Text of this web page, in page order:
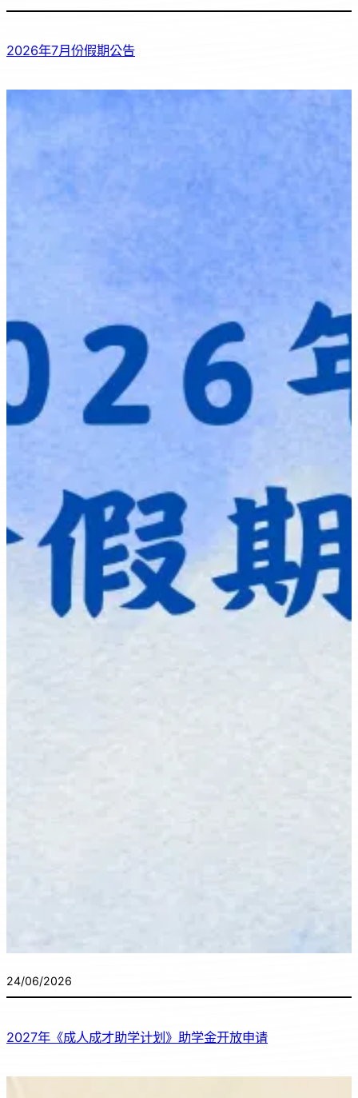
2026年7月份假期公告
24/06/2026
2027年《成人成才助学计划》助学金开放申请